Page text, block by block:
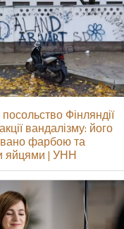
Фінляндії
вандалізму: його
фарбою та
яйцями | УНН